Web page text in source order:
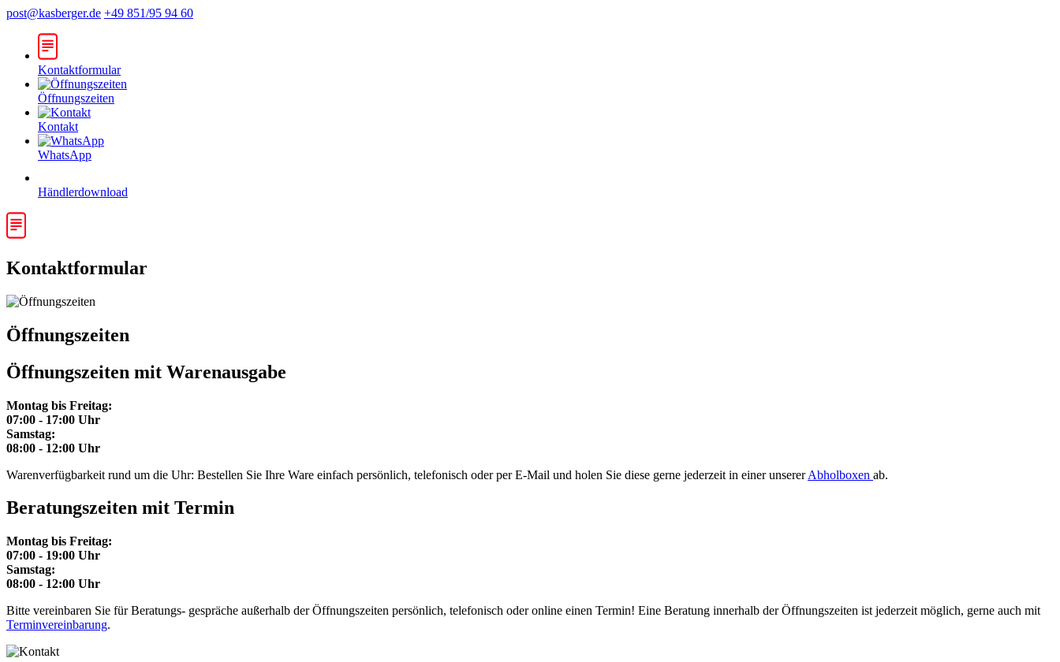
post@kasberger.de +49 851/95 94 60
Kontaktformular
Öffnungszeiten
Kontakt
WhatsApp
Händlerdownload
Kontaktformular
Öffnungszeiten
Öffnungszeiten mit Warenausgabe
Montag bis Freitag:
07:00 - 17:00 Uhr
Samstag:
08:00 - 12:00 Uhr
Warenverfügbarkeit rund um die Uhr: Bestellen Sie Ihre Ware einfach persönlich, telefonisch oder per E-Mail und holen Sie diese gerne jederzeit in einer unsererAbholboxen ab.
Beratungszeiten mit Termin
Montag bis Freitag:
07:00 - 19:00 Uhr
Samstag:
08:00 - 12:00 Uhr
Bitte vereinbaren Sie für Beratungs- gespräche außerhalb der Öffnungszeiten persönlich, telefonisch oder online einen Termin! Eine Beratung innerhalb der Öffnungszeiten ist jederzeit möglich, gerne auch mit
Terminvereinbarung.